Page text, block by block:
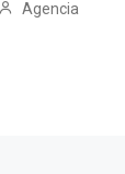
Agencia